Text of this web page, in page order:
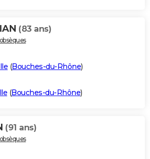
(83 ans)
(Bouches-du-Rhône)
(Bouches-du-Rhône)
(91 ans)